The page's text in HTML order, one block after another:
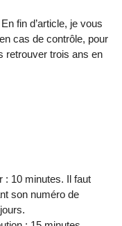
fin d’article, je vous
cas de contrôle, pour
retrouver trois ans en
: 10 minutes. Il faut
son numéro de